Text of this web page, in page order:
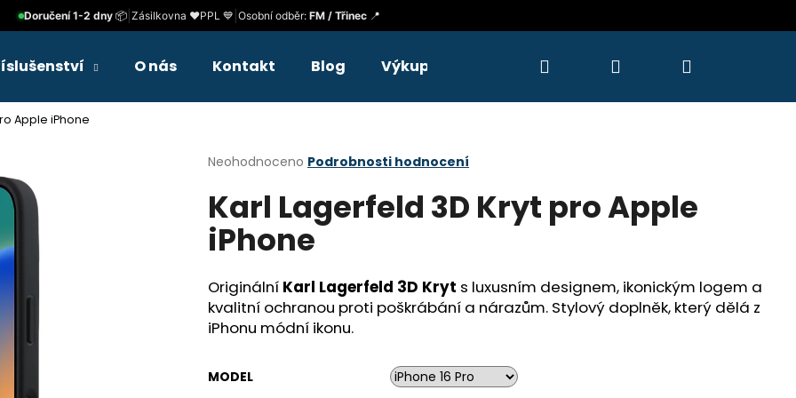
Doručení 1-2 dny📦| Zásilkovna ❤️PPL 💙 Osobní odběr: FM / Třinec📍
O nás Kontakt Blog Výkupy Přihlášení
Apple iPhone
Průměrné
produktu
je
0,0
hvězdiček.
Neohodnoceno Podrobnosti hodnocení
Karl Lagerfeld 3D Kryt pro Apple
iPhone
Originální Karl Lagerfeld 3D Kryt s luxusním designem, ikonickým logem a
kvalitní ochranou proti poškrábání a nárazům. Stylový doplněk, který dělá z
iPhonu módní ikonu.
MODEL
Co potřebujete najít?
HLEDAT